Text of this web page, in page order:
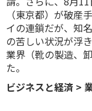
（東京都）が破産
イの連鎖だが、知
の苦しい状況が浮
業界（靴の製造、
た。
ビジネスと経済 >